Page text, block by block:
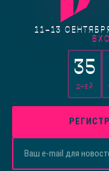
11–13
35
ДНЕЙ